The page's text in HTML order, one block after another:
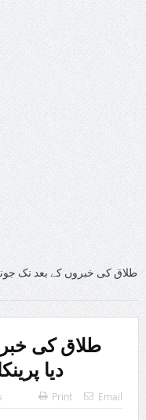
طلاق کی خبروں کے بعد نک
طلاق کی
دیا
Print Email